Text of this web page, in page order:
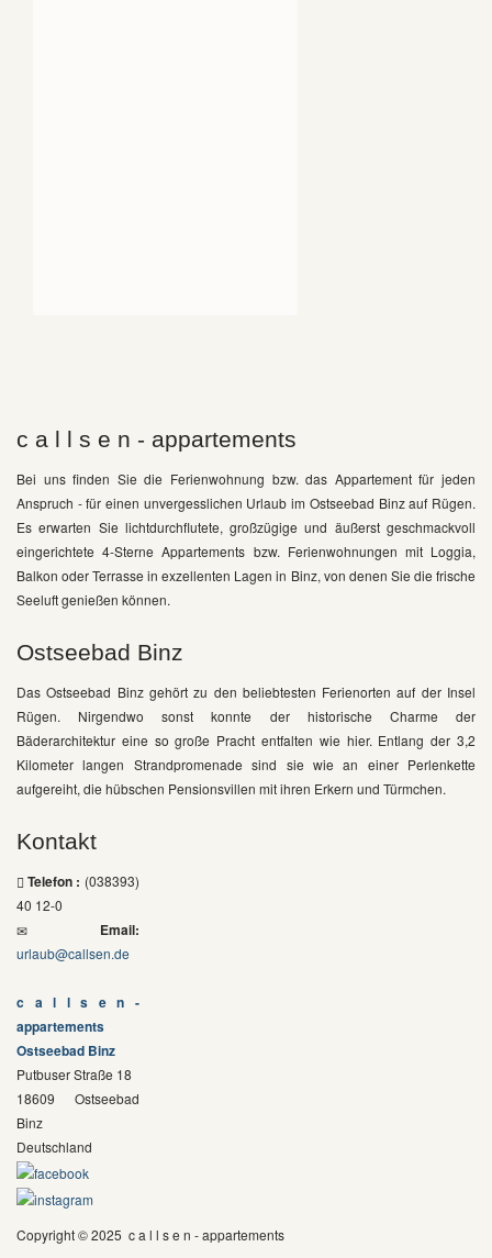
c a l l s e n - appartements
Bei uns finden Sie die Ferienwohnung bzw. das Appartement für jeden
Anspruch - für einen unvergesslichen Urlaub im Ostseebad Binz auf Rügen.
Es erwarten Sie lichtdurchflutete, großzügige und äußerst geschmackvoll
eingerichtete 4-Sterne Appartements bzw. Ferienwohnungen mit Loggia,
Balkon oder Terrasse in exzellenten Lagen in Binz, von denen Sie die frische
Seeluft genießen können.
Ostseebad Binz
Das Ostseebad Binz gehört zu den beliebtesten Ferienorten auf der Insel
Rügen. Nirgendwo sonst konnte der historische Charme der
Bäderarchitektur eine so große Pracht entfalten wie hier. Entlang der 3,2
Kilometer langen Strandpromenade sind sie wie an einer Perlenkette
aufgereiht, die hübschen Pensionsvillen mit ihren Erkern und Türmchen.
Kontakt
Telefon : (038393)
40 12-0
Email:
urlaub@callsen.de
c a l l s e n -
appartements
Ostseebad Binz
Putbuser Straße 18
18609
Ostseebad
Binz
Deutschland
Copyright © 2025 c a l l s e n - appartements